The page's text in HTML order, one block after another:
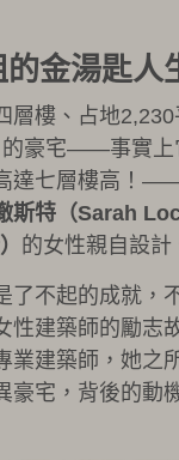
金湯匙人
層樓、占地
的豪宅——事實上
達七層樓高！
斯特（Sarah
的女性親自設計
了不起的成就，
性建築師的勵志
業建築師，她之
豪宅，背後的動